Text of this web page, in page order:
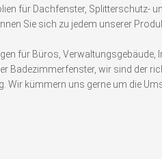
für Dachfenster, Splitterschutz-
Sie sich zu jedem unserer
für Büros, Verwaltungsgebäude,
Badezimmerfenster, wir sind der
Wir kümmern uns gerne um die